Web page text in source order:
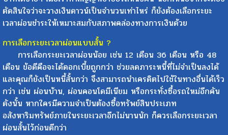
ตัดสินใจว่าจะวางเงินดาวน์เป็นจำนวนเท่าไหร่ ก็ยังต้องเลือกระยะ
เวลาผ่อนชำระให้เหมาะสมกับสภาพคล่องทางการเงินด้วย
การเลือกระยะเวลาผ่อนแบบสั้น ?
การเลือกระยะเวลาผ่อนน้อย เช่น 12 เดือน 36 เดือน หรือ 48
เดือน ข้อดีคือจะได้ดอกเบี้ยถูกกว่า ช่วยลดภาระหนี้ที่ไม่จำเป็นลงได้
และคุณก็ยังเป็นหนี้สั้นกว่า จึงสามารถนำเครดิตไปใช้ในทางอื่นได้เร็ว
กว่า เช่น ผ่อนบ้าน, ผ่อนคอนโดมีเนียม หรือกระทั่งซื้อรถใหม่อีกคัน
ดังนั้น หากใครมีความจำเป็นต้องซื้อทรัพย์สินประเภท
อสังหาริมทรัพย์ภายในระยะเวลาอีกไม่นานนัก ก็ควรเลือกระยะเวลา
ผ่อนสั้นไว้ก่อนดีกว่า